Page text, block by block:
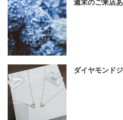
週末のご来店
ダイヤモンド